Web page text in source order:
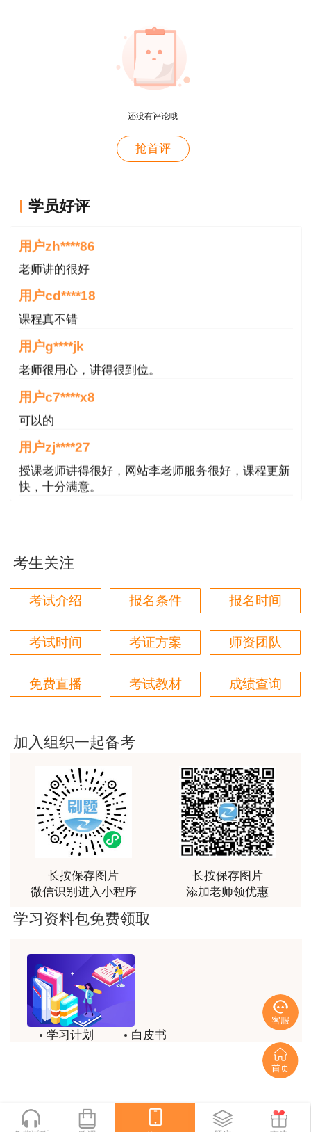
一级建造师考试成绩查询流程：
3.选择“一级建造师”点击查询，进行查分
一级建造师成绩管理办法：
法，参加全部4个科目考试的人员必须在连续的两
个考试年度内通过全部科目;符合免试条件，参加2
个科目(建设工程法规及相关知识和专业工程管理
与实务)考试的人员必须在一个考试年度内通过应
试科目为合格。
说明：
设工程教育网提供的以上信息仅供参考，如有异议
请考生以权威部门公布的内容为准!
还没有评论哦
抢首评
学员好评
老师讲的深入浅出，风趣幽默。编的记忆口诀也很助
于记忆。
用户zh****86
老师讲的很好
用户cd****18
课程真不错
用户g****jk
老师很用心，讲得很到位。
用户c7****x8
可以的
用户zj****27
授课老师讲得很好，网站李老师服务很好，课程更新
快，十分满意。
学都取得非常优秀满意的成绩，衷心感谢各位老师的
用户m9****66
对本次课程购买的老师的服务态度非常满意。希望我
们网站教学质量越来越高。祝大家都取得满意的结
用户m5****66
用户m5****66
用户m9****88
建设工程教育网很给力，课程逻辑清晰，老师讲解通
俗易懂，重点突出，模拟题质量高，押题卷压中的知
识点很多，尤其是实务简答题秘籍压中将近70%的小
荐[强][强]
感谢教育网的多年支持与培养。
用户m9****66
老师讲课认真负责，要点突出；我考试通过了。
用户m9****66
老师讲课认真负责，要点突出；我考试通过了。
用户s****02
考生关注
考试介绍 报名条件 报名时间
考试时间 考证方案 师资团队
免费直播 考试教材 成绩查询
加入组织一起备考
长按保存图片
微信识别进入小程序
长按保存图片
添加老师领优惠
学习资料包免费领取
学习计划
白皮书